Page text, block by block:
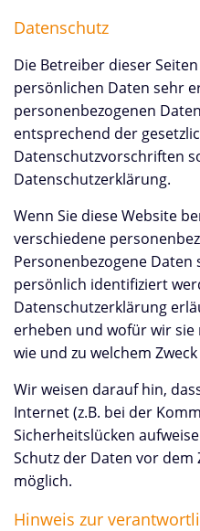
Datenschutz
Die Betreiber dieser
persönlichen Daten sehr
personenbezogenen
entsprechend der
Datenschutzvorschriften
Datenschutzerklärung.
Wenn Sie diese Website
verschiedene
Personenbezogene
persönlich identifiziert
Datenschutzerklärung
erheben und wofür wir sie
wie und zu welchem
Wir weisen darauf hin,
Internet (z.B. bei der
Sicherheitslücken
Schutz der Daten vor
möglich.
Hinweis zur